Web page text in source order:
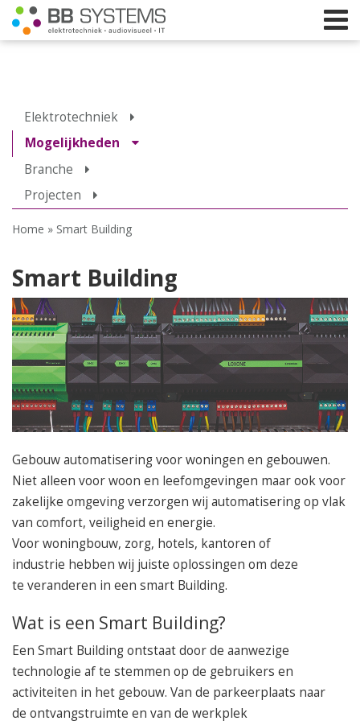
Geluid
Elektrotechniek
Webshop
050 – 54 91 662
Route
Elektrotechniek
Mogelijkheden
Branche
Projecten
Home » Smart Building
Smart Building
Gebouw automatisering voor woningen en gebouwen.
Niet alleen voor woon en leefomgevingen maar ook voor
zakelijke omgeving verzorgen wij automatisering op vlak
van comfort, veiligheid en energie.
Voor woningbouw, zorg, hotels, kantoren of
industrie hebben wij juiste oplossingen om deze
te veranderen in een smart Building.
Wat is een Smart Building?
Een Smart Building ontstaat door de aanwezige
technologie af te stemmen op de gebruikers en
activiteiten in het gebouw. Van de parkeerplaats naar
de ontvangstruimte en van de werkplek